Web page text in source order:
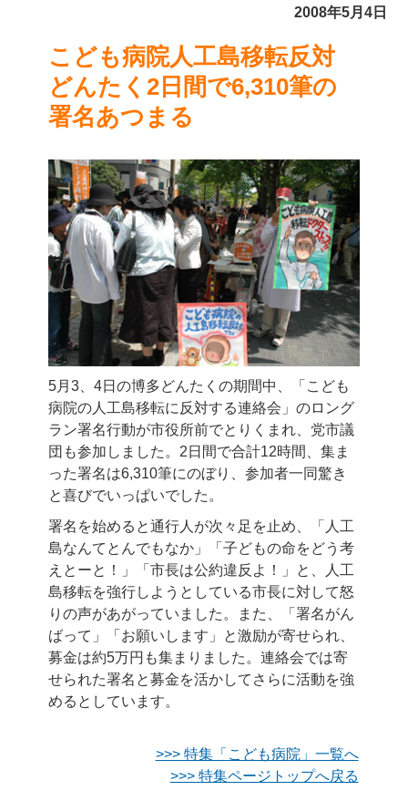
2008年5月4日
こども病院人工島移転反対
どんたく2日間で6,310筆の
署名あつまる
5月3、4日の博多どんたくの期間中、「こども
病院の人工島移転に反対する連絡会」のロング
ラン署名行動が市役所前でとりくまれ、党市議
団も参加しました。2日間で合計12時間、集ま
った署名は6,310筆にのぼり、参加者一同驚き
と喜びでいっぱいでした。
署名を始めると通行人が次々足を止め、「人工
島なんてとんでもなか」「子どもの命をどう考
えとーと！」「市長は公約違反よ！」と、人工
島移転を強行しようとしている市長に対して怒
りの声があがっていました。また、「署名がん
ばって」「お願いします」と激励が寄せられ、
募金は約5万円も集まりました。連絡会では寄
せられた署名と募金を活かしてさらに活動を強
めるとしています。
>>> 特集「こども病院」一覧へ
>>> 特集ページトップへ戻る